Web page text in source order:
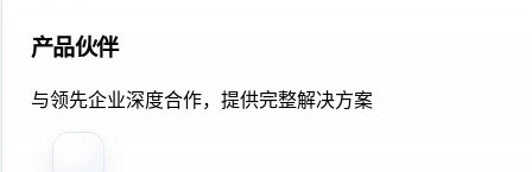
产品伙伴
与领先企业深度合作，提供完整解决方案